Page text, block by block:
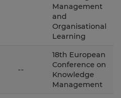
Management
and
Organisational
Learning
--
18th European
Conference on
Knowledge
Management